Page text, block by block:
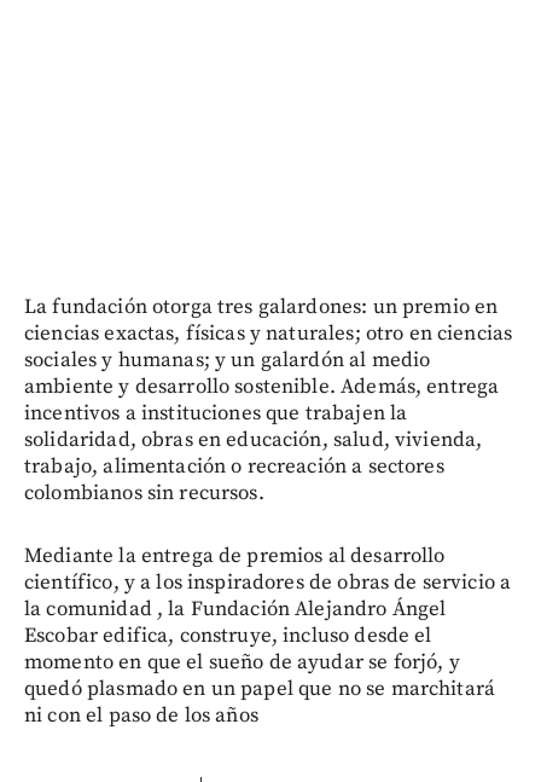
La fundación otorga tres galardones: un premio en
ciencias exactas, físicas y naturales; otro en ciencias
sociales y humanas; y un galardón al medio
ambiente y desarrollo sostenible. Además, entrega
incentivos a instituciones que trabajen la
solidaridad, obras en educación, salud, vivienda,
trabajo, alimentación o recreación a sectores
colombianos sin recursos.
Mediante la entrega de premios al desarrollo
científico, y a los inspiradores de obras de servicio a
la comunidad , la Fundación Alejandro Ángel
Escobar edifica, construye, incluso desde el
momento en que el sueño de ayudar se forjó, y
quedó plasmado en un papel que no se marchitará
ni con el paso de los años